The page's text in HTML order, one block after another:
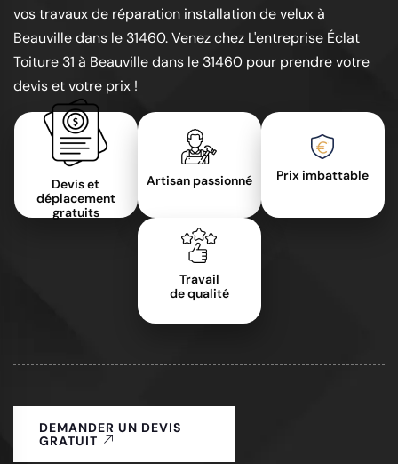
vos travaux de réparation installation de velux à
Beauville dans le 31460. Venez chez L'entreprise Éclat
Toiture 31 à Beauville dans le 31460 pour prendre votre
devis et votre prix !
Devis et
déplacement
gratuits
Artisan passionné Prix imbattable
Travail
de qualité
DEMANDER UN DEVIS
GRATUIT